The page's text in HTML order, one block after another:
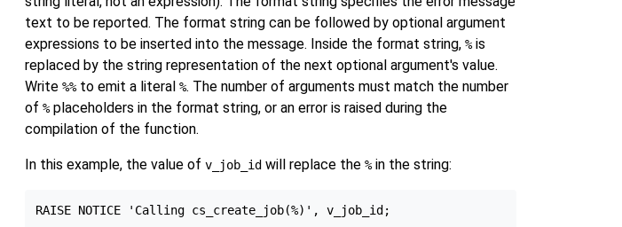
text to be reported. The format string can be followed by optional argument
expressions to be inserted into the message. Inside the format string, %is
replaced by the string representation of the next optional argument's value.
Write %%to emit a literal %. The number of arguments must match the number
of %placeholders in the format string, or an error is raised during the
compilation of the function.
In this example, the value of v_job_idwill replace the %in the string: